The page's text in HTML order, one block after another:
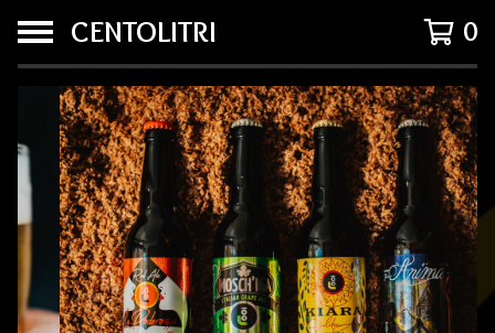
CENTOLITRI 0